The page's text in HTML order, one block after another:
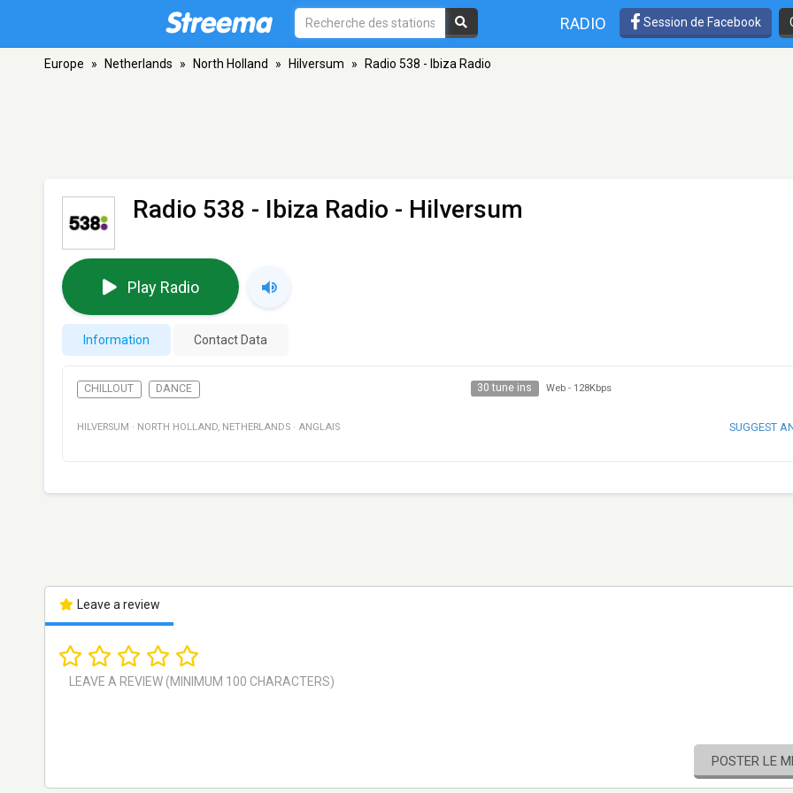
RADIO Session de Facebook
Europe » Netherlands » North Holland » Hilversum » Radio 538 - Ibiza Radio
Radio 538 - Ibiza Radio - Hilversum
Play Radio
Information Contact Data
CHILLOUT DANCE 30 tune ins Web - 128Kbps
HILVERSUM · NORTH HOLLAND, NETHERLANDS · ANGLAIS SUGGEST
Leave a review
POSTER LE